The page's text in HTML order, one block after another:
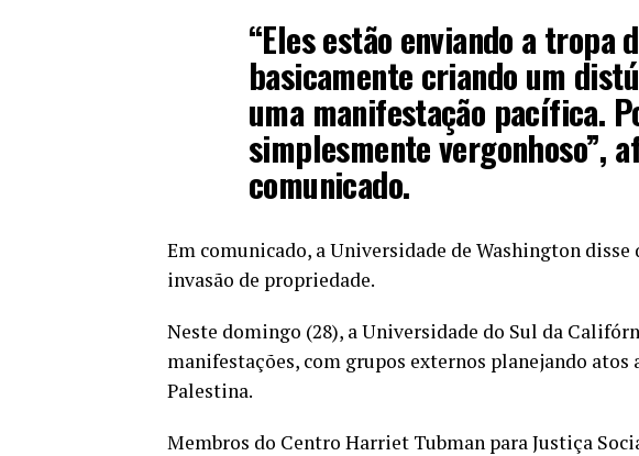
“Eles estão enviando a tropa
basicamente criando um
uma manifestação pacífica.
simplesmente vergonhoso”,
comunicado.
Em comunicado, a Universidade de Washington
invasão de propriedade.
Neste domingo (28), a Universidade do Sul da
manifestações, com grupos externos planejando
Palestina.
Membros do Centro Harriet Tubman para Justiça